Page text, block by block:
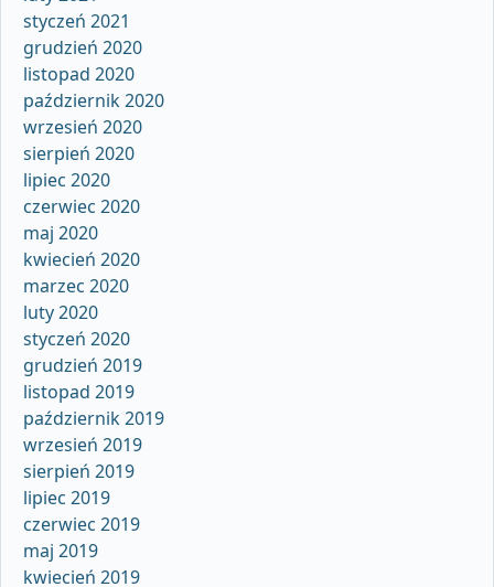
styczeń 2021
grudzień 2020
listopad 2020
październik 2020
wrzesień 2020
sierpień 2020
lipiec 2020
czerwiec 2020
maj 2020
kwiecień 2020
marzec 2020
luty 2020
styczeń 2020
grudzień 2019
listopad 2019
październik 2019
wrzesień 2019
sierpień 2019
lipiec 2019
czerwiec 2019
maj 2019
kwiecień 2019